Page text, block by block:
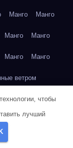
Манго Манго
Манго Манго
Манго Манго
ветром
чтобы
лучший